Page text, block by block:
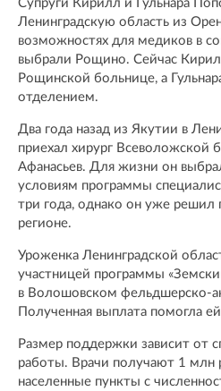
Супруги Кирилл и Гульнара
Ленинградскую область из
возможностях для медиков в
выбрали Рощино. Сейчас
Рощинской больнице, а
отделением.
Два года назад из Якутии в
приехал хирург Всеволожской
Афанасьев. Для жизни он
условиям программы
три года, однако он уже решил
регионе.
Уроженка Ленинградской
участницей программы
в Волошовском фельдшерско-
Полученная выплата помогла
Размер поддержки зависит от
работы. Врачи получают 1 млн
населенные пункты с